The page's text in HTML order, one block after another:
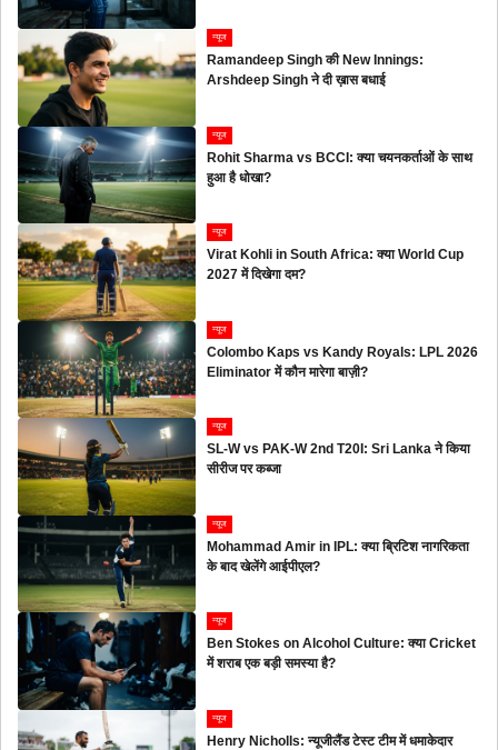
न्यूज
Ramandeep Singh की New Innings:
Arshdeep Singh ने दी ख़ास बधाई
न्यूज
Rohit Sharma vs BCCI: क्या चयनकर्ताओं के साथ
हुआ है धोखा?
न्यूज
Virat Kohli in South Africa: क्या World Cup
2027 में दिखेगा दम?
न्यूज
Colombo Kaps vs Kandy Royals: LPL 2026
Eliminator में कौन मारेगा बाज़ी?
न्यूज
SL-W vs PAK-W 2nd T20I: Sri Lanka ने किया
सीरीज पर कब्जा
न्यूज
Mohammad Amir in IPL: क्या ब्रिटिश नागरिकता
के बाद खेलेंगे आईपीएल?
न्यूज
Ben Stokes on Alcohol Culture: क्या Cricket
में शराब एक बड़ी समस्या है?
न्यूज
Henry Nicholls: न्यूजीलैंड टेस्ट टीम में धमाकेदार